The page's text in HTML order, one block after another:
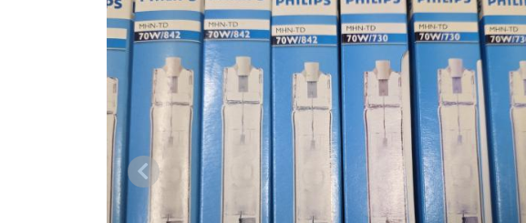
Vorige